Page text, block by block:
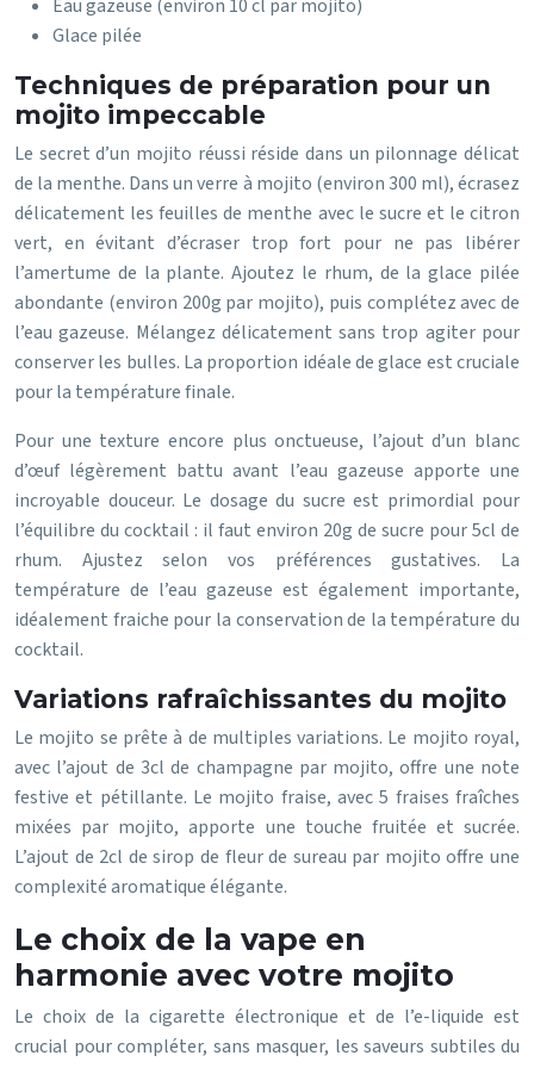
Eau gazeuse (environ 10 cl par mojito)
Glace pilée
Techniques de préparation pour un
mojito impeccable
Le secret d’un mojito réussi réside dans un pilonnage délicat
de la menthe. Dans un verre à mojito (environ 300 ml), écrasez
délicatement les feuilles de menthe avec le sucre et le citron
vert, en évitant d’écraser trop fort pour ne pas libérer
l’amertume de la plante. Ajoutez le rhum, de la glace pilée
abondante (environ 200g par mojito), puis complétez avec de
l’eau gazeuse. Mélangez délicatement sans trop agiter pour
conserver les bulles. La proportion idéale de glace est cruciale
pour la température finale.
Pour une texture encore plus onctueuse, l’ajout d’un blanc
d’œuf légèrement battu avant l’eau gazeuse apporte une
incroyable douceur. Le dosage du sucre est primordial pour
l’équilibre du cocktail : il faut environ 20g de sucre pour 5cl de
rhum. Ajustez selon vos préférences gustatives. La
température de l’eau gazeuse est également importante,
idéalement fraiche pour la conservation de la température du
cocktail.
Variations rafraîchissantes du mojito
Le mojito se prête à de multiples variations. Le mojito royal,
avec l’ajout de 3cl de champagne par mojito, offre une note
festive et pétillante. Le mojito fraise, avec 5 fraises fraîches
mixées par mojito, apporte une touche fruitée et sucrée.
L’ajout de 2cl de sirop de fleur de sureau par mojito offre une
complexité aromatique élégante.
Le choix de la vape en
harmonie avec votre mojito
Le choix de la cigarette électronique et de l’e-liquide est
crucial pour compléter, sans masquer, les saveurs subtiles du